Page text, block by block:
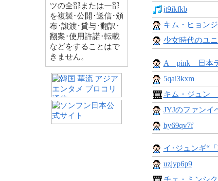
ツの全部または一部
を複製･公開･送信･頒
布･譲渡･貸与･翻訳･
翻案･使用許諾･転載
などをすることはで
きません。
jt9ikfkb
キム・ヒョン
少女時代のユ
A pink 日本デ
5qai3kxm
キム・ジュン
JYJのファンイ
by69qv7f
イ･ジュンギ“
uzjyp6p9
チェ・ミンシ